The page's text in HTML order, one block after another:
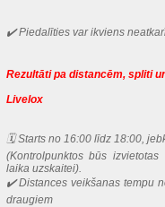
✔️ Piedalīties var ikviens
Rezultāti pa distancēm, spliti
Livelox
🗓 Starts no 16:00 līdz 18:00,
(Kontrolpunktos būs
laika uzskaitei).
✔️ Distances veikšanas tempu
draugiem